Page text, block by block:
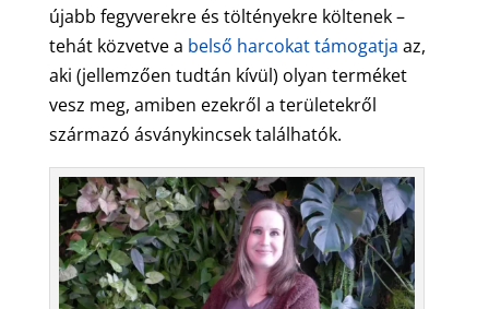
újabb fegyverekre és töltényekre költenek –
tehát közvetve a belső harcokattámogatja az,
aki (jellemzően tudtán kívül) olyan terméket
vesz meg, amiben ezekről a területekről
származó ásványkincsek találhatók.